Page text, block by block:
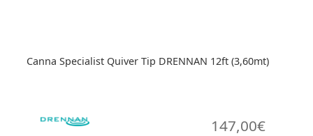
Canna Specialist Quiver Tip DRENNAN 12ft (3,60mt)
147,00€